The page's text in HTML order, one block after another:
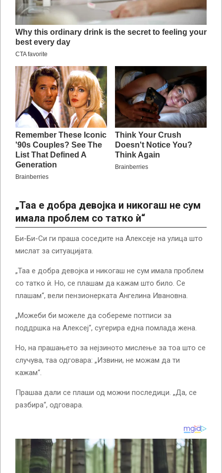
„Таа е добра девојка и никогаш не сум
имала проблем со татко ѝ“
Би-Би-Си ги праша соседите на Алексеје на улица што
мислат за ситуацијата.
„Таа е добра девојка и никогаш не сум имала проблем
со татко ѝ. Но, се плашам да кажам што било. Се
плашам“, вели пензионерката Ангелина Ивановна.
„Можеби би можеле да собереме потписи за
поддршка на Алексеј“, сугерира една помлада жена.
Но, на прашањето за нејзиното мислење за тоа што се
случува, таа одговара: „Извини, не можам да ти
кажам“.
Прашаа дали се плаши од можни последици. „Да, се
разбира“, одговара.